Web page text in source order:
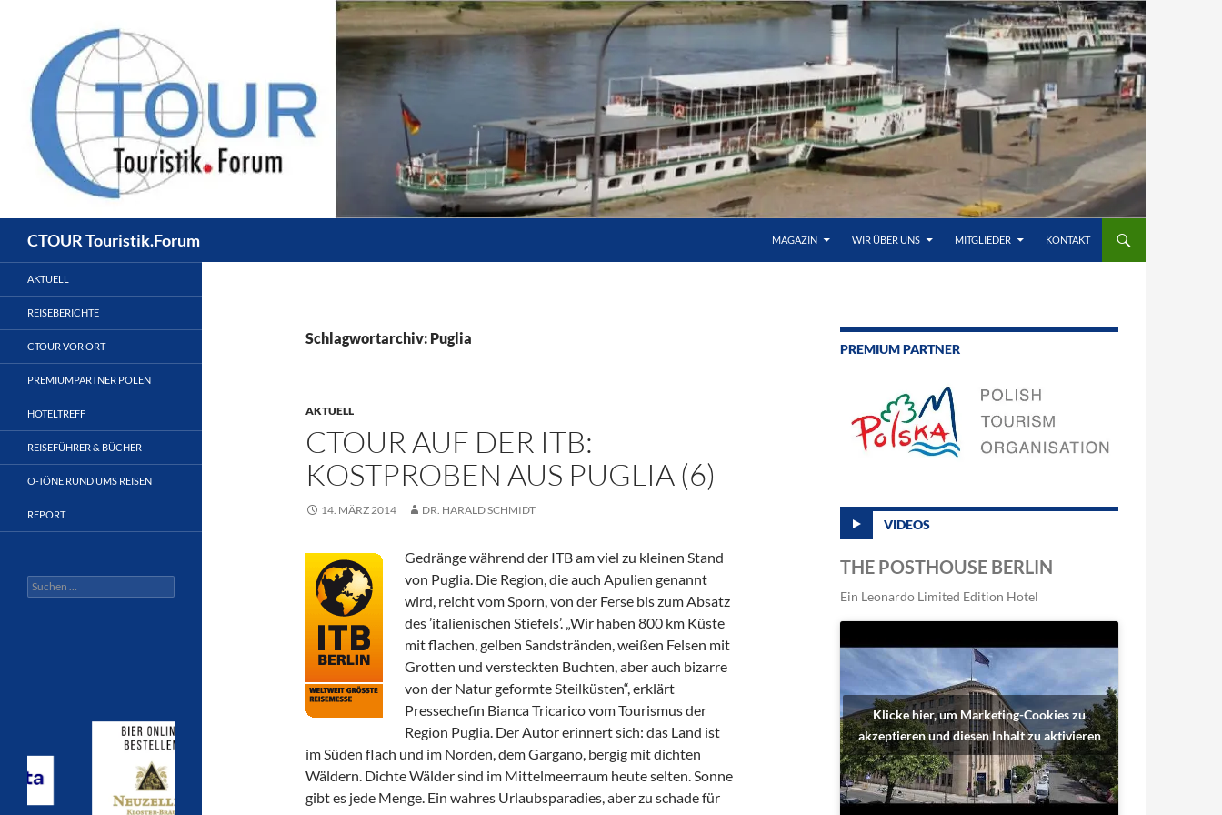
springen
CTOUR Touristik.Forum MAGAZIN WIR ÜBER UNS MITGLIEDER KONTAKT
Schlagwortarchiv: Puglia
AKTUELL
CTOUR AUF DER ITB:
KOSTPROBEN AUS PUGLIA (6)
14. MÄRZ 2014 DR. HARALD SCHMIDT
Gedränge während der ITB am viel zu kleinen Stand
von Puglia. Die Region, die auch Apulien genannt
wird, reicht vom Sporn, von der Ferse bis zum Absatz
des ’italienischen Stiefels’. „Wir haben 800 km Küste
mit flachen, gelben Sandstränden, weißen Felsen mit
Grotten und versteckten Buchten, aber auch bizarre
von der Natur geformte Steilküsten“, erklärt
Pressechefin Bianca Tricarico vom Tourismus der
Region Puglia. Der Autor erinnert sich: das Land ist
im Süden flach und im Norden, dem Gargano, bergig mit dichten
Wäldern. Dichte Wälder sind im Mittelmeerraum heute selten. Sonne
gibt es jede Menge. Ein wahres Urlaubsparadies, aber zu schade für
PREMIUM PARTNER
VIDEOS
THE POSTHOUSE BERLIN
Ein Leonardo Limited Edition Hotel
Klicke hier, um Marketing-Cookies zu
akzeptieren und diesen Inhalt zu aktivieren
AKTUELL
REISEBERICHTE
CTOUR VOR ORT
PREMIUMPARTNER POLEN
HOTELTREFF
REISEFÜHRER & BÜCHER
O-TÖNE RUND UMS REISEN
REPORT
Suchen
nach: